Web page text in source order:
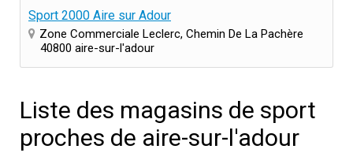
Sport 2000 Aire sur Adour
Zone Commerciale Leclerc, Chemin De La Pachère
40800 aire-sur-l'adour
Liste des magasins de sport
proches de aire-sur-l'adour